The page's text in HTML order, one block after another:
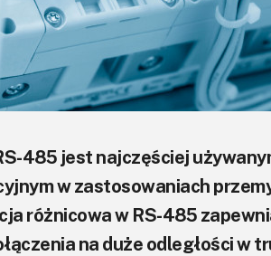
485 jest najczęściej
w zastosowaniach
różnicowa w RS-485
na duże odległości w